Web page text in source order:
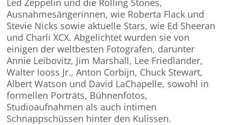
Ausnahmesängerinnen, wie Roberta Flack und
Stevie Nicks sowie aktuelle Stars, wie Ed Sheeran
und Charli XCX. Abgelichtet wurden sie von
einigen der weltbesten Fotografen, darunter
Annie Leibovitz, Jim Marshall, Lee Friedlander,
Walter Iooss Jr., Anton Corbijn, Chuck Stewart,
Albert Watson und David LaChapelle, sowohl in
formellen Porträts, Bühnenfotos,
Studioaufnahmen als auch intimen
Schnappschüssen hinter den Kulissen.